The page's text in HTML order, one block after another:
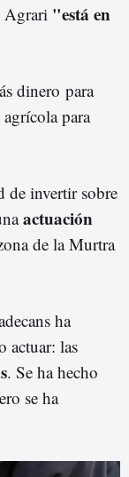
Agrari "está en
dinero para
para
de invertir sobre
actuación
de la Murtra
ha
actuar: las
. Se ha hecho
se ha